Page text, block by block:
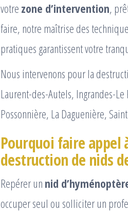
votre zone d’intervention,
faire, notre maîtrise des
pratiques garantissent votre
Nous intervenons pour la
Laurent-des-Autels, Ingrandes-
Possonnière, La Daguenière,
Pourquoi faire appel
destruction de nids
Repérer un nid
occuper seul ou solliciter un